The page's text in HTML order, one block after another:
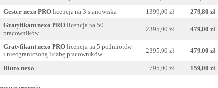
Gestor nexo PROlicencja na 3 stanowiska 1399,00 zł
279,80 zł
Gratyfikant nexo PROlicencja na 50
pracowników
2395,00 zł 479,00 zł
Gratyfikant nexo PROlicencja na 5 podmiotów
i nieograniczoną liczbę pracowników
2395,00 zł 479,00 zł
Biuro nexo 795,00 zł 159,00 zł